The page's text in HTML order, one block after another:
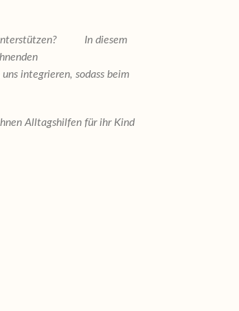
unterstützen? In diesem
integrieren, sodass beim
Alltagshilfen für ihr Kind